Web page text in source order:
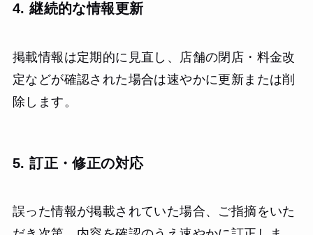
4. 継続的な情報更新
掲載情報は定期的に見直し、店舗の閉店・料金改
定などが確認された場合は速やかに更新または削
除します。
5. 訂正・修正の対応
誤った情報が掲載されていた場合、ご指摘をいた